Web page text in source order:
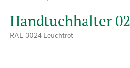
Handtuchhalter 02
RAL 3024 Leuchtrot